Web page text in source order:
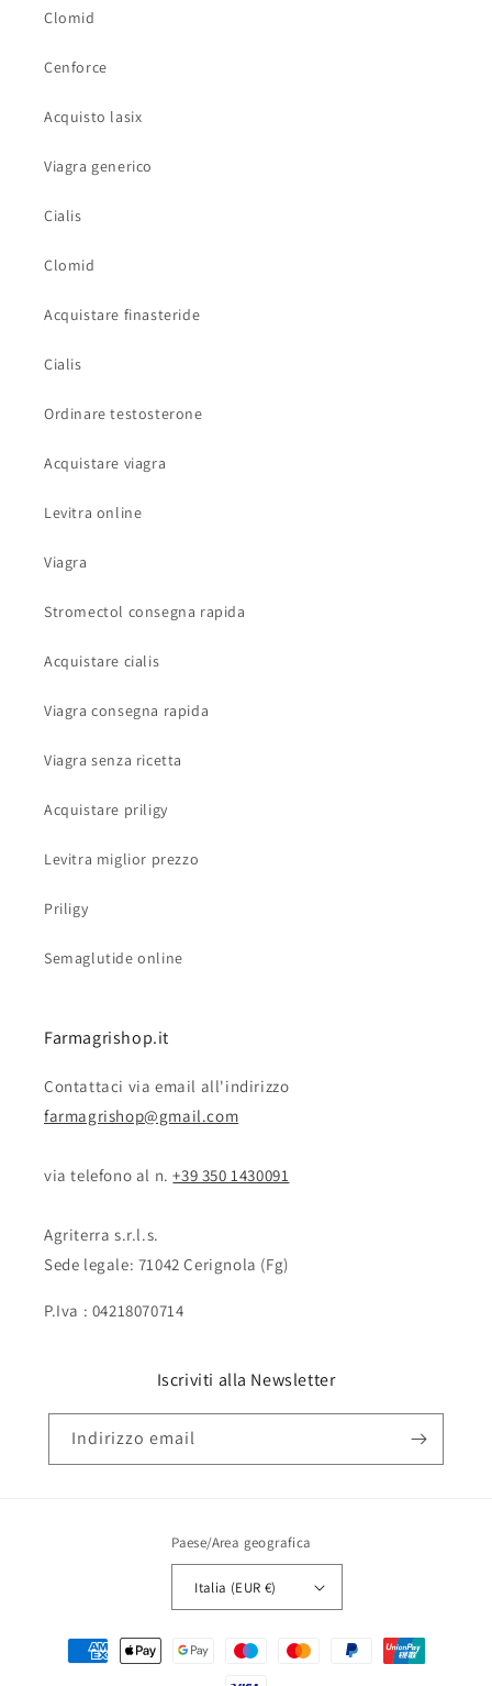
Clomid
Cenforce
Acquisto lasix
Viagra generico
Cialis
Clomid
Acquistare finasteride
Cialis
Ordinare testosterone
Acquistare viagra
Levitra online
Viagra
Stromectol consegna rapida
Acquistare cialis
Viagra consegna rapida
Viagra senza ricetta
Acquistare priligy
Levitra miglior prezzo
Priligy
Semaglutide online
Farmagrishop.it
Contattaci via email all'indirizzo
farmagrishop@gmail.com
via telefono al n. ‭‭+39 350 1430091
Agriterra s.r.l.s.
Sede legale: 71042 Cerignola (Fg)
P.Iva : 04218070714
Iscriviti alla Newsletter
Indirizzo email
Paese/Area geografica
Italia (EUR €)
Metodi